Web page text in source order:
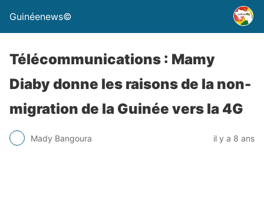
Guinéenews©
Télécommunications : Mamy
Diaby donne les raisons de la non-
migration de la Guinée vers la 4G
Mady Bangoura il y a 8 ans